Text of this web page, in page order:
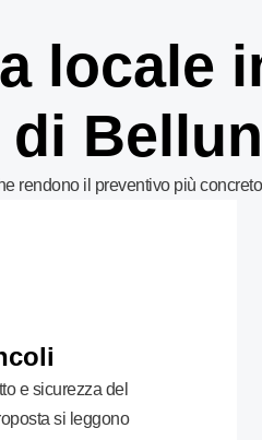
locale
rendono il preventivo più
e sicurezza del
si leggono